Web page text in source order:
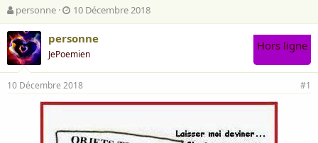
A
u
t
e
u
r
d
e
personne
D
a
t
d
e
d
é
t
10 Décembre 2018
personne
JePoemien
Hors ligne
10 Décembre 2018 #1